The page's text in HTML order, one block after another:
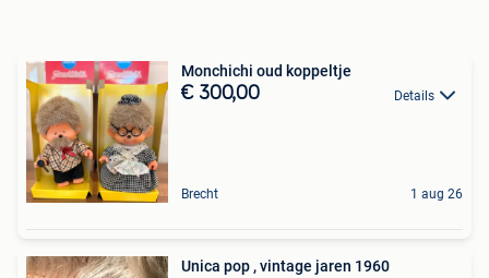
Monchichi oud koppeltje
€ 300,00 Details
Brecht 1 aug 26
Unica pop , vintage jaren 1960